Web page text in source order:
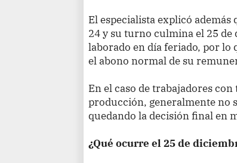
El especialista explicó
24 y su turno culmina el 25 de
laborado en día feriado, por lo
el abono normal de su
En el caso de trabajadores
producción, generalmente no
quedando la decisión final en
¿Qué ocurre el 25 de